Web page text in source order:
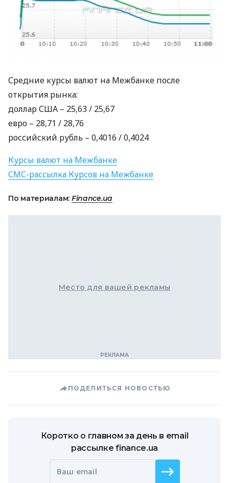
Средние курсы валют на Межбанке после
открытия рынка:
долларСША – 25,63 / 25,67
евро – 28,71 / 28,76
российский рубль – 0,4016 / 0,4024
Курсы валют на Межбанке
СМС-рассылка Курсов на Межбанке
По материалам: Finance.ua
Место для вашей рекламы
ПОДЕЛИТЬСЯ НОВОСТЬЮ
Коротко о главном за день в email
рассылке finance.ua
Ваш email